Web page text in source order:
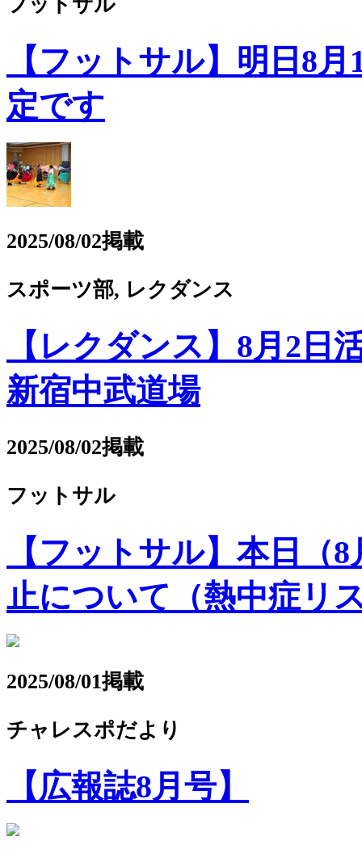
【フットサル】明日8
定です
2025/08/02掲載
スポーツ部, レクダンス
【レクダンス】8月2日
新宿中武道場
2025/08/02掲載
フットサル
【フットサル】本日（
止について（熱中症リ
2025/08/01掲載
チャレスポだより
【広報誌8月号】